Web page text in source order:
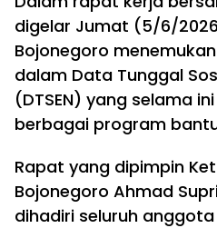
digelar Jumat (5/6/
Bojonegoro
dalam Data Tunggal
(DTSEN) yang selama
berbagai program
Rapat yang dipimpin
Bojonegoro Ahmad
dihadiri seluruh